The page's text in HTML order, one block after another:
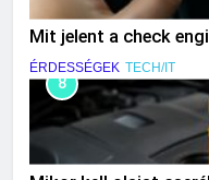
Mit jelent a check
ÉRDESSÉGEK TECH/IT
8